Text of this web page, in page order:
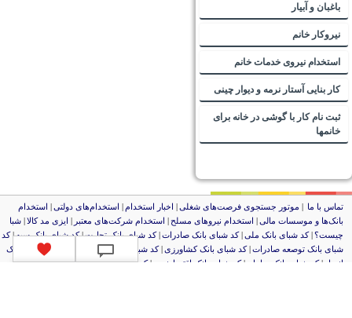
باغبان و آبیار
نیروکار خانم
استخدام نیروی خدمات خانم
کار بنایی آستار نرمه و دیوار چینی
ثبت نام کار با گوشی در خانه برای
خانمها
تماس با ما| موتور جستجوی فرصت‌های شغلی | اخبار استخدام | استخدام‌های دولتی | استخدام‌
بانک‌ها و موسسات مالی | استخدام‌ نیروهای مسلح| استخدام‌ شرکت‌های معتبر| ایزی مد کالا | شبا
چیست؟| کد شبای بانک ملی | کد شبای بانک صادرات| کد شبای بانک تجارت|کد شبای بانک سپه|کد
شبای بانک توصعه صادرات| کد شبای بانک کشاورزی| کد شبای بانک صنعت و معدن
کد شبای بانک
انصار
کد شبای بانک سامان کد شبای بانک اقتصادنوین کد شبای بانک پاسارگاد|کد شبای بانک